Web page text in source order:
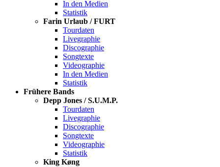
In den Medien
Statistik
Farin Urlaub / FURT
Tourdaten
Livegraphie
Discographie
Songtexte
Videographie
In den Medien
Statistik
Frühere Bands
Depp Jones / S.U.M.P.
Tourdaten
Livegraphie
Discographie
Songtexte
Videographie
Statistik
King Køng